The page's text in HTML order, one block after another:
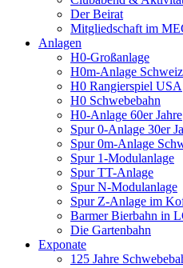
Der Beirat
Mitgliedschaft im
Anlagen
H0-Großanlage
H0m-Anlage Schweiz
H0 Rangierspiel USA
H0 Schwebebahn
H0-Anlage 60er Jahre
Spur 0-Anlage 30er
Spur 0m-Anlage
Spur 1-Modulanlage
Spur TT-Anlage
Spur N-Modulanlage
Spur Z-Anlage im
Barmer Bierbahn in
Die Gartenbahn
Exponate
125 Jahre